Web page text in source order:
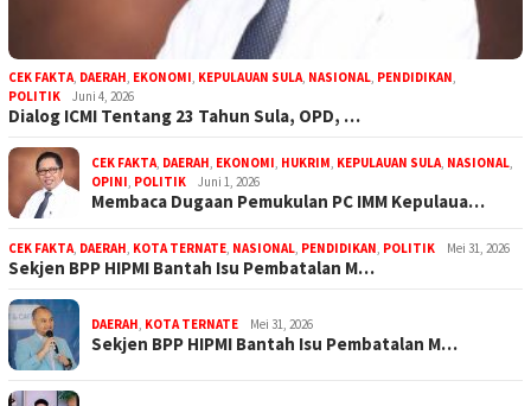
CEK FAKTA, DAERAH, EKONOMI, KEPULAUAN SULA, NASIONAL, PENDIDIKAN,
POLITIK
Juni 4, 2026
Dialog ICMI Tentang 23 Tahun Sula, OPD, …
CEK FAKTA, DAERAH, EKONOMI, HUKRIM, KEPULAUAN SULA, NASIONAL,
OPINI, POLITIK Juni 1, 2026
Membaca Dugaan Pemukulan PC IMM Kepulaua…
CEK FAKTA, DAERAH, KOTA TERNATE, NASIONAL, PENDIDIKAN, POLITIK Mei 31, 2026
Sekjen BPP HIPMI Bantah Isu Pembatalan M…
DAERAH, KOTA TERNATE Mei 31, 2026
Sekjen BPP HIPMI Bantah Isu Pembatalan M…